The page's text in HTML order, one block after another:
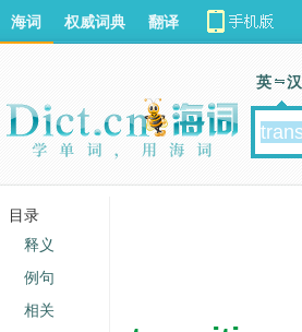
海词 权威词典 翻译
英 汉
目录
释义
例句
相关